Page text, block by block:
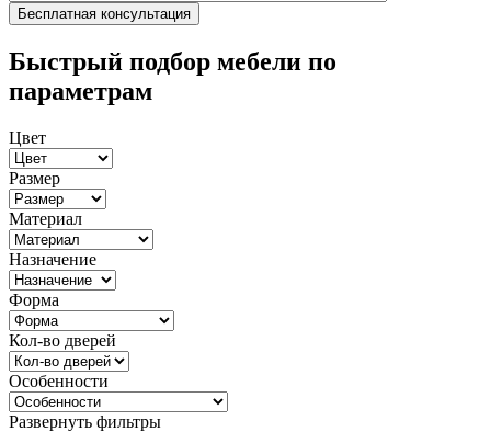
Быстрый подбор мебели по
параметрам
Цвет
Размер
Материал
Назначение
Форма
Кол-во дверей
Особенности
Развернуть фильтры